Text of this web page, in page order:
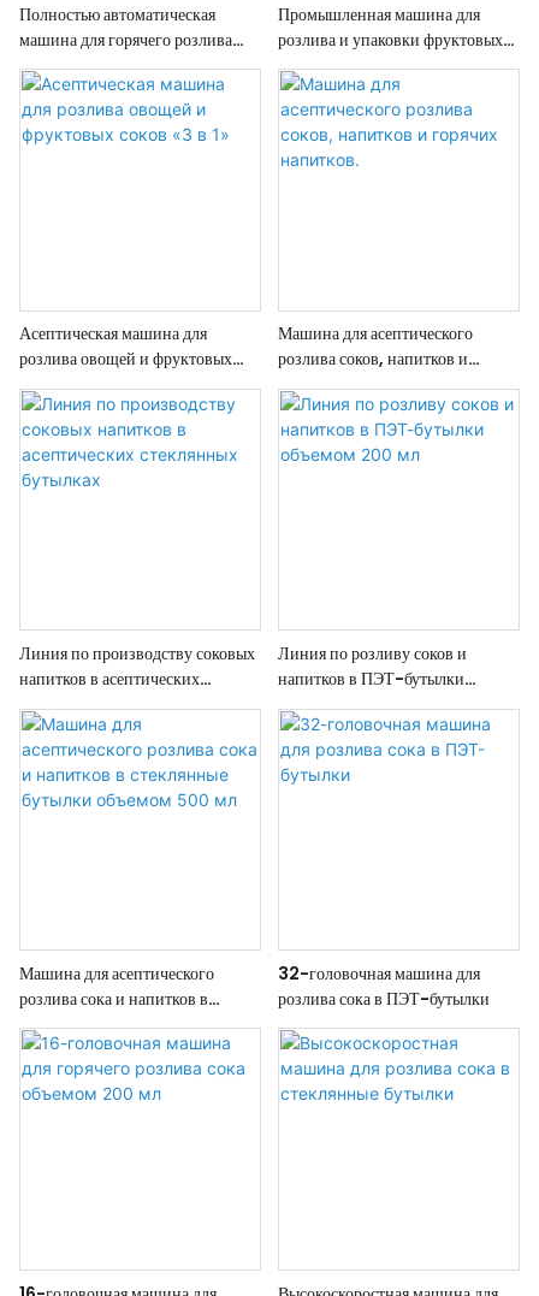
Полностью автоматическая
машина для горячего розлива
фруктовых соков в ПЭТ-бутылки
из стекла, предназначенная для
мойки, розлива и укупорки.
Промышленная машина для
розлива и упаковки фруктовых
соков производительностью
8000 бутылок в час.
Асептическая машина для
розлива овощей и фруктовых
соков «3 в 1»
Машина для асептического
розлива соков, напитков и
горячих напитков.
Линия по производству соковых
напитков в асептических
стеклянных бутылках
Линия по розливу соков и
напитков в ПЭТ-бутылки
объемом 200 мл
Машина для асептического
розлива сока и напитков в
стеклянные бутылки объемом
500 мл
32-головочная машина для
розлива сока в ПЭТ-бутылки